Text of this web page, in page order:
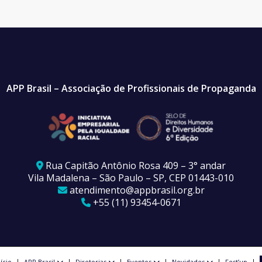
APP Brasil – Associação de Profissionais de Propaganda
Rua Capitão Antônio Rosa 409 – 3° andar
Vila Madalena – São Paulo – SP, CEP 01443-010
atendimento@appbrasil.org.br
+55 (11) 93454-0671